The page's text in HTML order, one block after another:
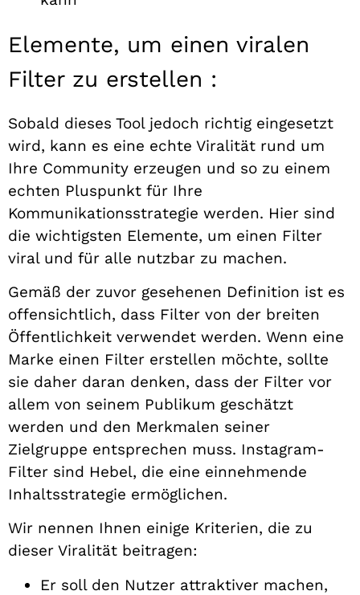
Elemente, um einen viralen
Filter zu erstellen :
Sobald dieses Tool jedoch richtig eingesetzt
wird, kann es eine echte Viralität rund um
Ihre Community erzeugen und so zu einem
echten Pluspunkt für Ihre
Kommunikationsstrategie werden. Hier sind
die wichtigsten Elemente, um einen Filter
viral und für alle nutzbar zu machen.
Gemäß der zuvor gesehenen Definition ist es
offensichtlich, dass Filter von der breiten
Öffentlichkeit verwendet werden. Wenn eine
Marke einen Filter erstellen möchte, sollte
sie daher daran denken, dass der Filter vor
allem von seinem Publikum geschätzt
werden und den Merkmalen seiner
Zielgruppe entsprechen muss. Instagram-
Filter sind Hebel, die eine einnehmende
Inhaltsstrategie ermöglichen.
Wir nennen Ihnen einige Kriterien, die zu
dieser Viralität beitragen:
Er soll den Nutzer attraktiver machen,